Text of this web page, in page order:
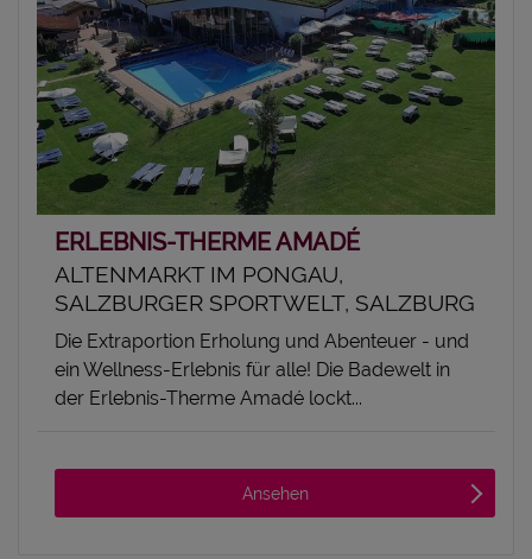
ERLEBNIS-THERME AMADÉ
ALTENMARKT IM PONGAU,
SALZBURGER SPORTWELT, SALZBURG
Die Extraportion Erholung und Abenteuer - und
ein Wellness-Erlebnis für alle! Die Badewelt in
der Erlebnis-Therme Amadé lockt...
Ansehen